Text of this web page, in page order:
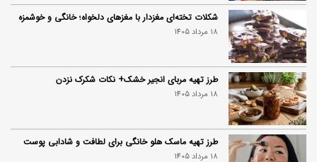
شکلات تخته‌ای مغزدار با مغزهای دلخواه؛ خانگی و خوشمزه
18 مرداد 1405
طرز تهیه مربای انجیر خشک+ نکات شکرک نزدن
18 مرداد 1405
طرز تهیه ماسک هلو خانگی برای لطافت و شادابی پوست
18 مرداد 1405